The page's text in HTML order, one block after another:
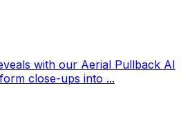
with our Aerial Pullback AI
close-ups into ...